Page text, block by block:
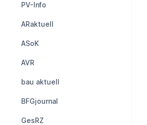
PV-Info
ARaktuell
ASoK
AVR
bau aktuell
BFGjournal
GesRZ